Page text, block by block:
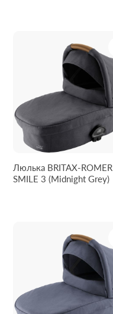
Люлька BRITAX-ROMER
SMILE 3 (Midnight Grey)